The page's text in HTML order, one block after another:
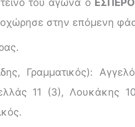
του αγώνα ο
στην επόμενη
Γραμματικός):
11 (3), Λουκάκης